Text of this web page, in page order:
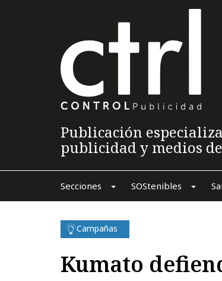
Publicación
publicidad y medios
Secciones SOStenibles
Campañas
Kumato